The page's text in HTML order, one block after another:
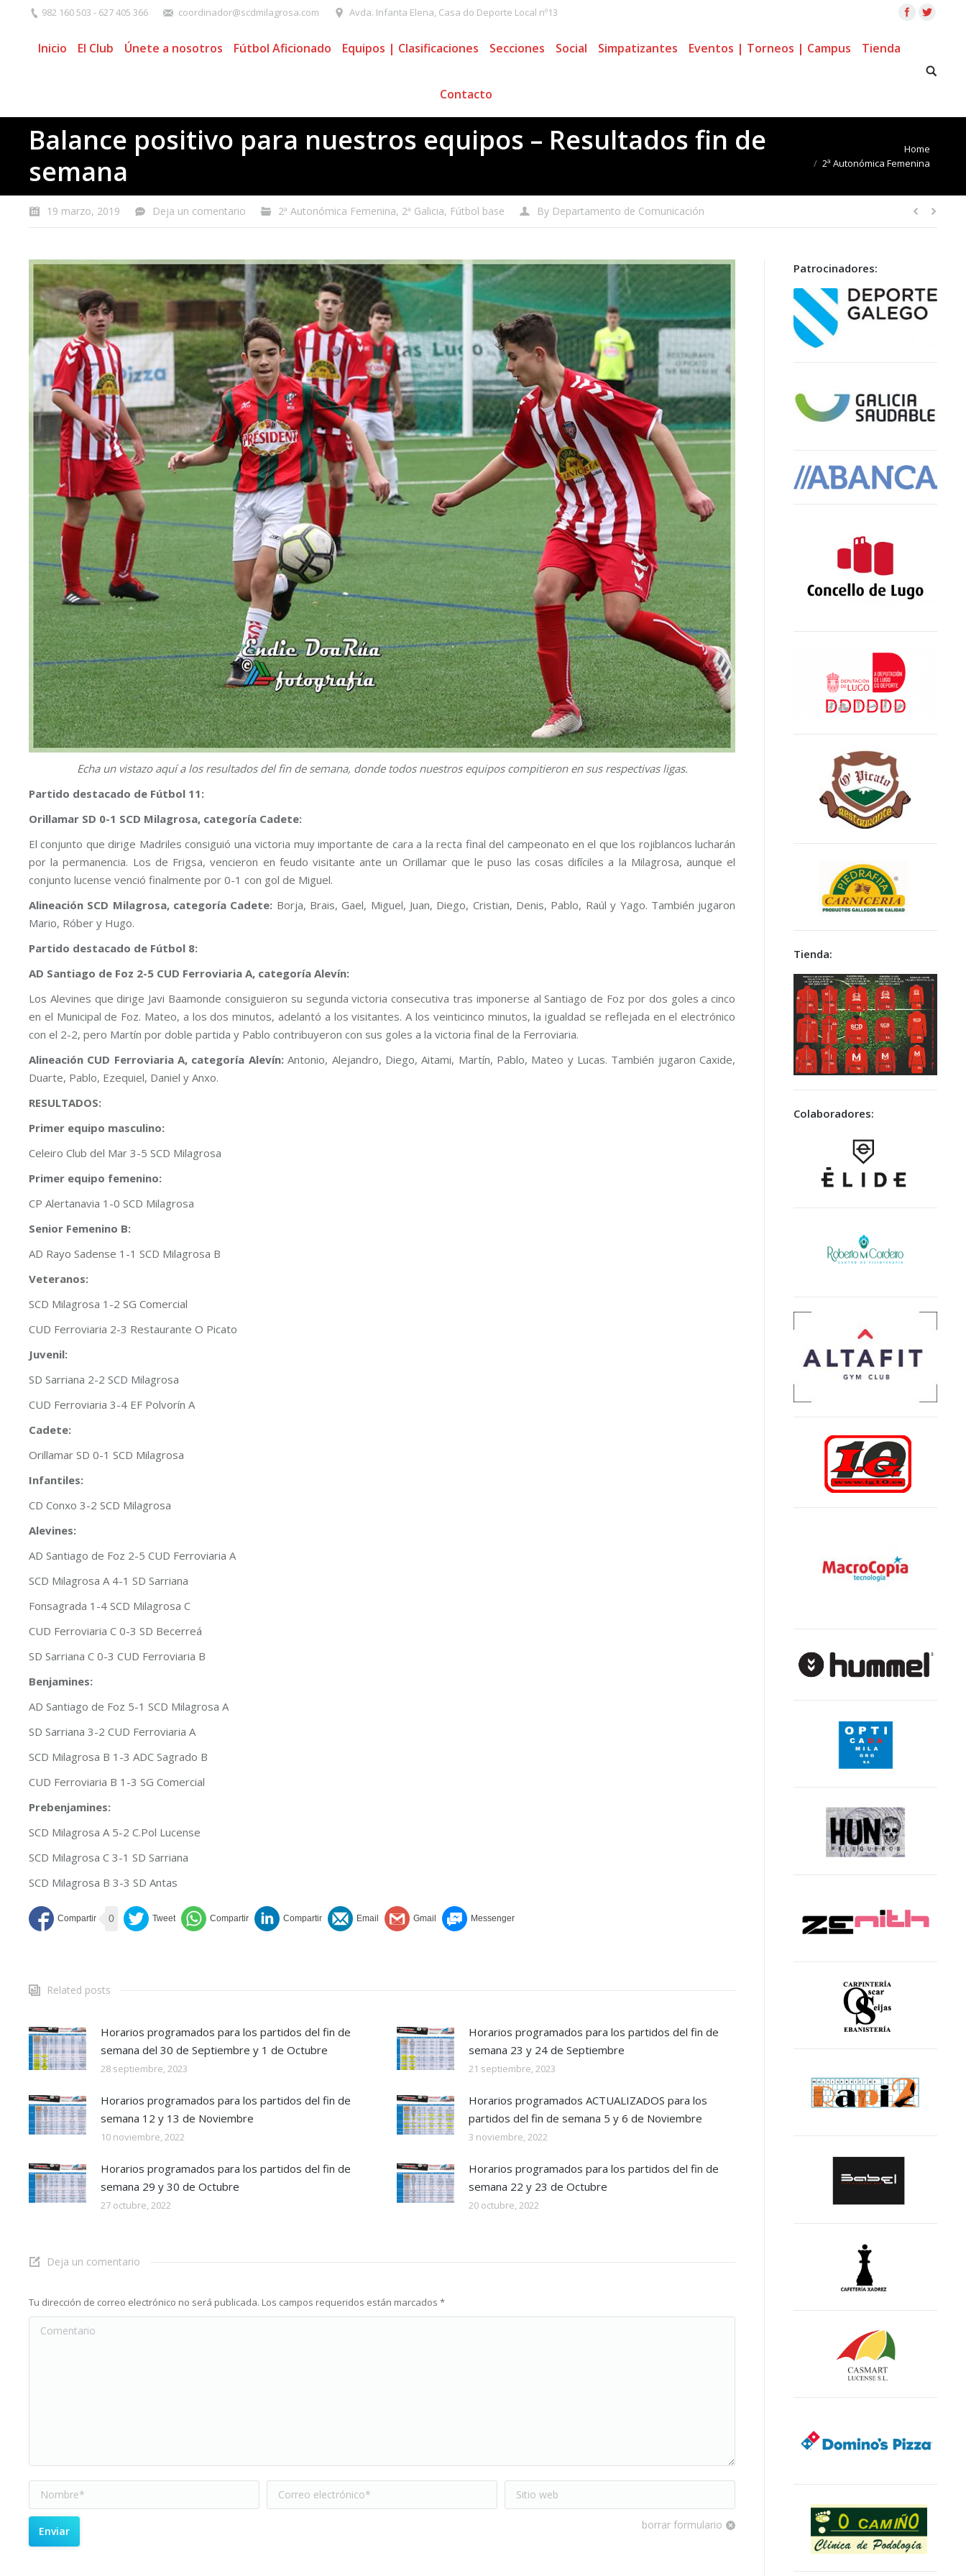
982 160 503 - 627 405 366 coordinador@scdmilagrosa.com Avda. Infanta Elena, Casa do Deporte Local nº13
Inicio El Club Únete a nosotros Fútbol Aficionado Equipos | Clasificaciones Secciones Social Simpatizantes Eventos | Torneos | Campus Tienda
Contacto
Balance positivo para nuestros equipos – Resultados fin de
semana
Home
2ª Autonómica Femenina
19 marzo, 2019 Deja un comentario 2ª Autonómica Femenina, 2ª Galicia, Fútbol base By Departamento de Comunicación
Echa un vistazo aquí a los resultados del fin de semana, donde todos nuestros equipos compitieron en sus respectivas ligas.
Partido destacado de Fútbol 11:
Orillamar SD 0-1 SCD Milagrosa, categoría Cadete:
El conjunto que dirige Madriles consiguió una victoria muy importante de cara a la recta final del campeonato en el que los rojiblancos lucharán
por la permanencia. Los de Frigsa, vencieron en feudo visitante ante un Orillamar que le puso las cosas difíciles a la Milagrosa, aunque el
conjunto lucense venció finalmente por 0-1 con gol de Miguel.
Alineación SCD Milagrosa, categoría Cadete: Borja, Brais, Gael, Miguel, Juan, Diego, Cristian, Denis, Pablo, Raúl y Yago. También jugaron
Mario, Róber y Hugo.
Partido destacado de Fútbol 8:
AD Santiago de Foz 2-5 CUD Ferroviaria A, categoría Alevín:
Los Alevines que dirige Javi Baamonde consiguieron su segunda victoria consecutiva tras imponerse al Santiago de Foz por dos goles a cinco
en el Municipal de Foz. Mateo, a los dos minutos, adelantó a los visitantes. A los veinticinco minutos, la igualdad se reflejada en el electrónico
con el 2-2, pero Martín por doble partida y Pablo contribuyeron con sus goles a la victoria final de la Ferroviaria.
Alineación CUD Ferroviaria A, categoría Alevín:Antonio, Alejandro, Diego, Aitami, Martín, Pablo, Mateo y Lucas. También jugaron Caxide,
Duarte, Pablo, Ezequiel, Daniel y Anxo.
RESULTADOS:
Primer equipo masculino:
Celeiro Club del Mar 3-5 SCD Milagrosa
Primer equipo femenino:
CP Alertanavia 1-0 SCD Milagrosa
Senior Femenino B:
AD Rayo Sadense 1-1 SCD Milagrosa B
Veteranos:
SCD Milagrosa 1-2 SG Comercial
CUD Ferroviaria 2-3 Restaurante O Picato
Juvenil:
SD Sarriana 2-2 SCD Milagrosa
CUD Ferroviaria 3-4 EF Polvorín A
Cadete:
Orillamar SD 0-1 SCD Milagrosa
Infantiles:
CD Conxo 3-2 SCD Milagrosa
Alevines:
AD Santiago de Foz 2-5 CUD Ferroviaria A
SCD Milagrosa A 4-1 SD Sarriana
Fonsagrada 1-4 SCD Milagrosa C
CUD Ferroviaria C 0-3 SD Becerreá
SD Sarriana C 0-3 CUD Ferroviaria B
Benjamines:
AD Santiago de Foz 5-1 SCD Milagrosa A
SD Sarriana 3-2 CUD Ferroviaria A
SCD Milagrosa B 1-3 ADC Sagrado B
CUD Ferroviaria B 1-3 SG Comercial
Prebenjamines:
SCD Milagrosa A 5-2 C.Pol Lucense
SCD Milagrosa C 3-1 SD Sarriana
SCD Milagrosa B 3-3 SD Antas
0
Related posts
Horarios programados para los partidos del fin de
semana del 30 de Septiembre y 1 de Octubre
28 septiembre, 2023
Horarios programados para los partidos del fin de
semana 23 y 24 de Septiembre
21 septiembre, 2023
Horarios programados para los partidos del fin de
semana 12 y 13 de Noviembre
10 noviembre, 2022
Horarios programados ACTUALIZADOS para los
partidos del fin de semana 5 y 6 de Noviembre
3 noviembre, 2022
Horarios programados para los partidos del fin de
semana 29 y 30 de Octubre
27 octubre, 2022
Horarios programados para los partidos del fin de
semana 22 y 23 de Octubre
20 octubre, 2022
Deja un comentario
Tu dirección de correo electrónico no será publicada. Los campos requeridos están marcados *
Comentario
Nombre * Correo electrónico * Sitio web
borrar formulario
Enviar
Patrocinadores:
Tienda:
Colaboradores: